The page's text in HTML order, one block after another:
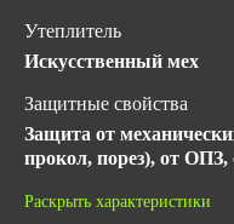
Утеплитель
Искусственный мех
Защитные свойства
Защита от
прокол, порез), от
Материал
Раскрыть характеристики